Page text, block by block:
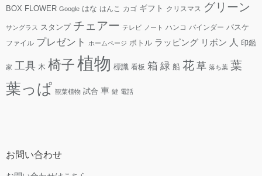
BOX FLOWER Google はな はんこ カゴ ギフト クリスマス グリーン
サングラス スタンプ チェアー テレビ ノート ハンコ バインダー バスケ
ファイル プレゼント ホームページ ボトル ラッピング リボン 人 印鑑
家 工具 木 椅子植物 標識 看板 箱 緑 船 花 草 落ち葉 葉
葉っぱ 観葉植物 試合 車 鍵 電話
お問い合わせ